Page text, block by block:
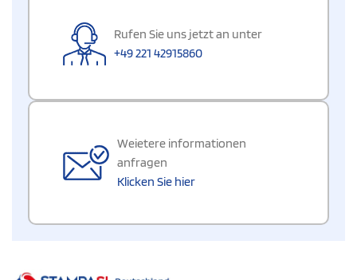
Rufen Sie uns jetzt an unter
+49 221 42915860
Weietere informationen
anfragen
Klicken Sie hier